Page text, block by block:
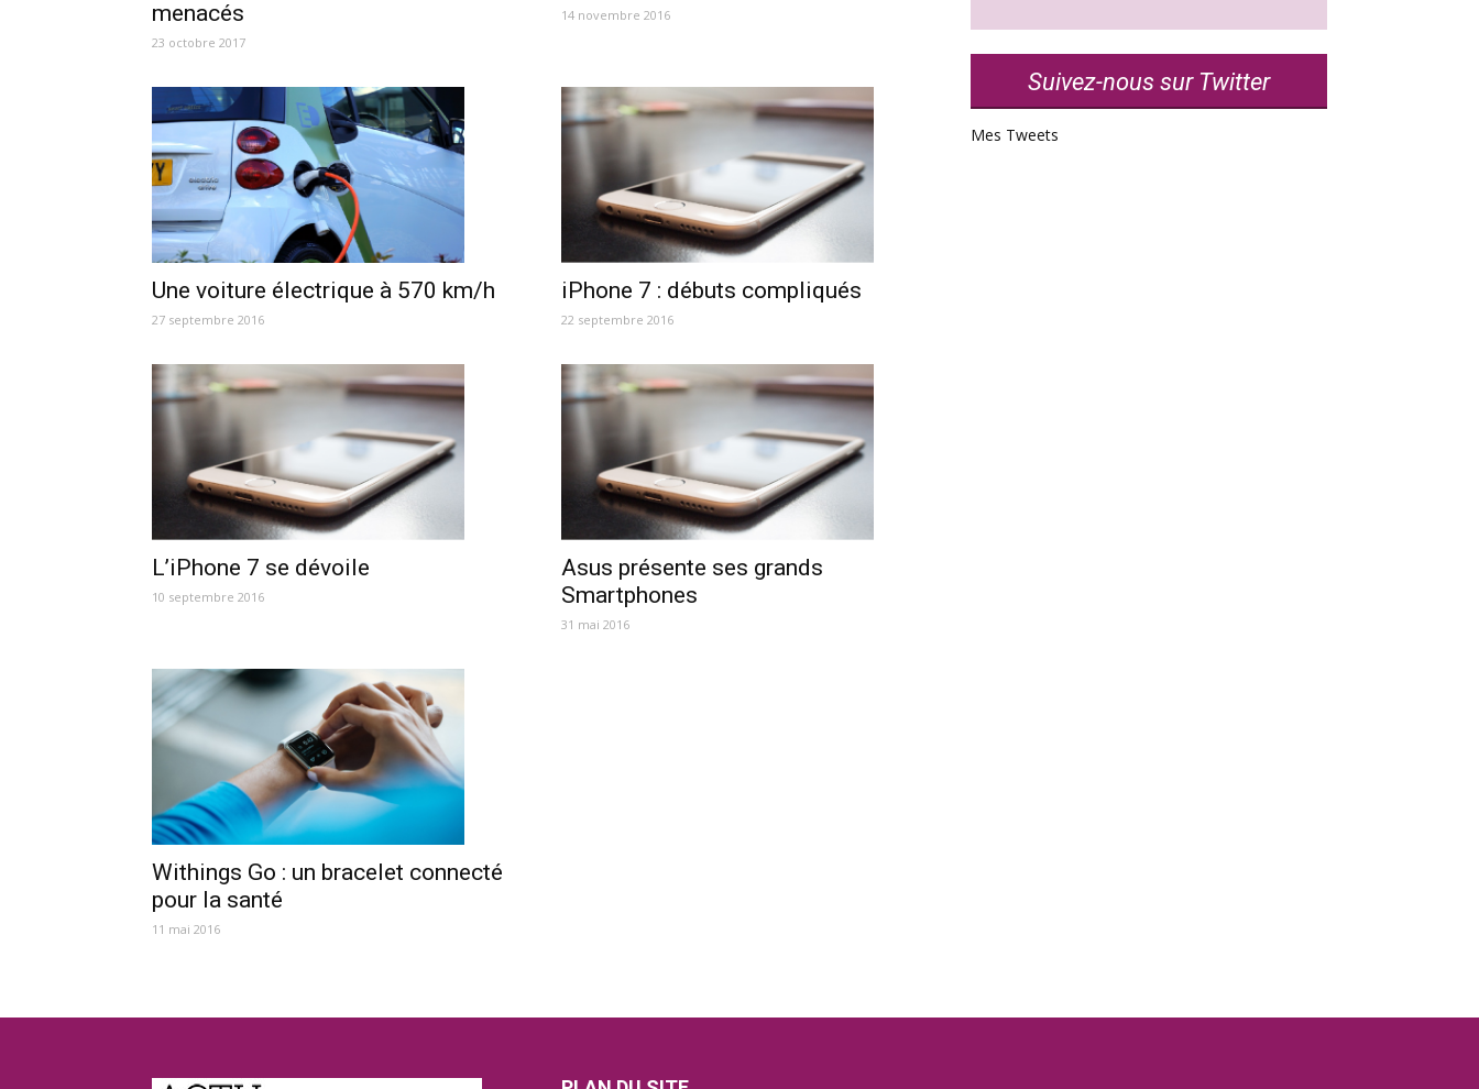
menacés
23 octobre 2017
14 novembre 2016
Une voiture électrique à 570 km/h
27 septembre 2016
iPhone 7 : débuts compliqués
22 septembre 2016
L’iPhone 7 se dévoile
10 septembre 2016
Asus présente ses grands
Smartphones
31 mai 2016
Withings Go : un bracelet connecté
pour la santé
11 mai 2016
Suivez-nous sur Twitter
Mes Tweets